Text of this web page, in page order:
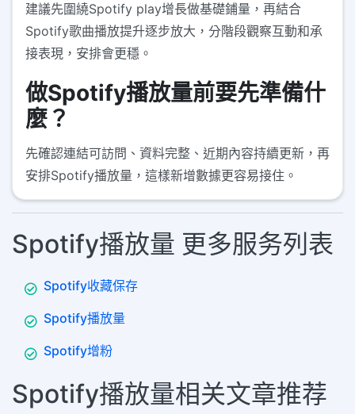
建議先圍繞Spotify play增長做基礎鋪量，再結合
Spotify歌曲播放提升逐步放大，分階段觀察互動和承
接表現，安排會更穩。
做Spotify播放量前要先準備什
麼？
先確認連結可訪問、資料完整、近期內容持續更新，再
安排Spotify播放量，這樣新增數據更容易接住。
Spotify播放量 更多服务列表
Spotify收藏保存
Spotify播放量
Spotify增粉
Spotify播放量相关文章推荐